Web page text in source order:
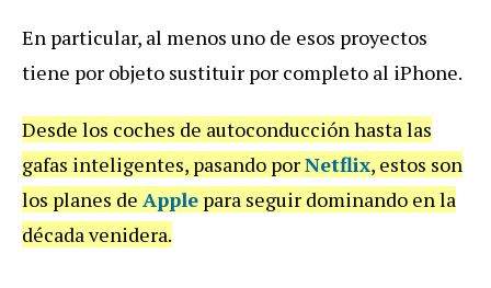
En particular, al menos uno de esos proyectos
tiene por objeto sustituir por completo al iPhone.
Desde los coches de autoconducción hasta las
gafas inteligentes, pasando porNetflix, estos son
los planes de Apple para seguir dominando en la
década venidera.